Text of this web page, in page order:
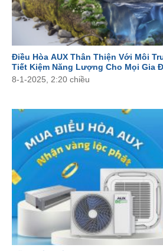
Điều Hòa AUX Thân Thiện Với Môi
Tiết Kiệm Năng Lượng Cho Mọi Gia
8-1-2025, 2:20 chiều